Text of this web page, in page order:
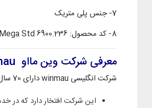
7- جنس پلی متریک
8- کد محصول: Mega Std 6900.236 (قابل کنترل در سایت اصلی شرکت)
معرفی شرکت وین مااو winmau:
شرکت انگلیسی winmau دارای 70 سال سابقه تولید محصولات دارت را دارد.
این شرکت افتخار دارد که در